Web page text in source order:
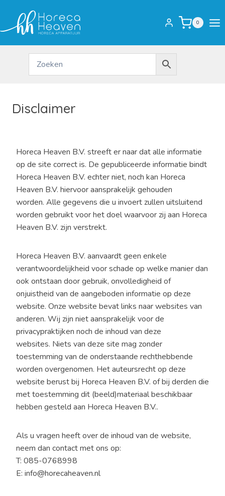
inhoud
0
Disclaimer
Horeca Heaven B.V. streeft er naar dat alle informatie
op de site correct is. De gepubliceerde informatie bindt
Horeca Heaven B.V. echter niet, noch kan Horeca
Heaven B.V. hiervoor aansprakelijk gehouden
worden. Alle gegevens die u invoert zullen uitsluitend
worden gebruikt voor het doel waarvoor zij aan Horeca
Heaven B.V. zijn verstrekt.
Horeca Heaven B.V. aanvaardt geen enkele
verantwoordelijkheid voor schade op welke manier dan
ook ontstaan door gebruik, onvolledigheid of
onjuistheid van de aangeboden informatie op deze
website. Onze website bevat links naar websites van
anderen. Wij zijn niet aansprakelijk voor de
privacypraktijken noch de inhoud van deze
websites. Niets van deze site mag zonder
toestemming van de onderstaande rechthebbende
worden overgenomen. Het auteursrecht op deze
website berust bij Horeca Heaven B.V. of bij derden die
met toestemming dit (beeld)materiaal beschikbaar
hebben gesteld aan Horeca Heaven B.V..
Als u vragen heeft over de inhoud van de website,
neem dan contact met ons op:
T: 085-0768998
E: info@horecaheaven.nl